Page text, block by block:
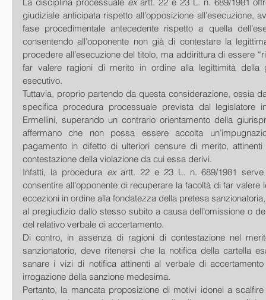
giudiziale anticipata rispetto all’opposizione all’esecuzione,
fase procedimentale antecedente rispetto a quella
consentendo all’opponente non già di contestare la
procedere all’esecuzione del titolo, ma addirittura di essere
far valere ragioni di merito in ordine alla legittimità della
esecutivo.
Tuttavia, proprio partendo da questa considerazione, ossia
specifica procedura processuale prevista dal legislatore
Ermellini, superando un contrario orientamento della
affermano che non possa essere accolta
pagamento in difetto di ulteriori censure di merito,
contestazione della violazione da cui essa derivi.
Infatti, la procedura ex artt. 22 e 23 L. n. 689/1981 serve
consentire all’opponente di recuperare la facoltà di far valere
eccezioni in ordine alla fondatezza della pretesa
al pregiudizio dallo stesso subito a causa dell’omissione o
del relativo verbale di accertamento.
Di contro, in assenza di ragioni di contestazione nel
sanzionatorio, deve ritenersi che la notifica della cartella
sanare i vizi di notifica attinenti al verbale di
irrogazione della sanzione medesima.
Pertanto, la mancata proposizione di motivi idonei a